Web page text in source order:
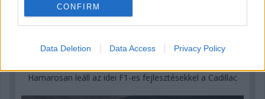
CONFIRM
Data Deletion Data Access Privacy Policy
Hamarosan leáll az idei F1-es fejlesztésekkel a Cadillac